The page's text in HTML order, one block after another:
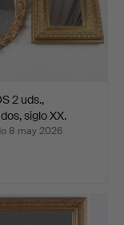
2 uds.,
siglo XX.
8 may 2026